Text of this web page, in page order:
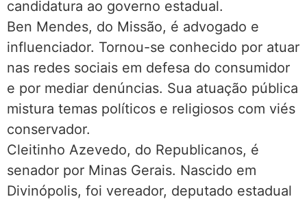
candidatura ao governo estadual.
Ben Mendes, do Missão, é advogado e
influenciador. Tornou-se conhecido por atuar
nas redes sociais em defesa do consumidor
e por mediar denúncias. Sua atuação pública
mistura temas políticos e religiosos com viés
conservador.
Cleitinho Azevedo, do Republicanos, é
senador por Minas Gerais. Nascido em
Divinópolis, foi vereador, deputado estadual